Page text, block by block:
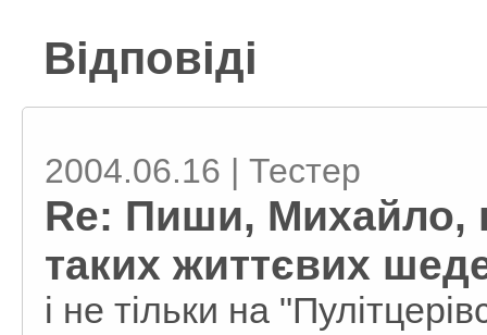
Відповіді
2004.06.16 | Тестер
Re: Пиши, Михайло,
таких життєвих
і не тільки на